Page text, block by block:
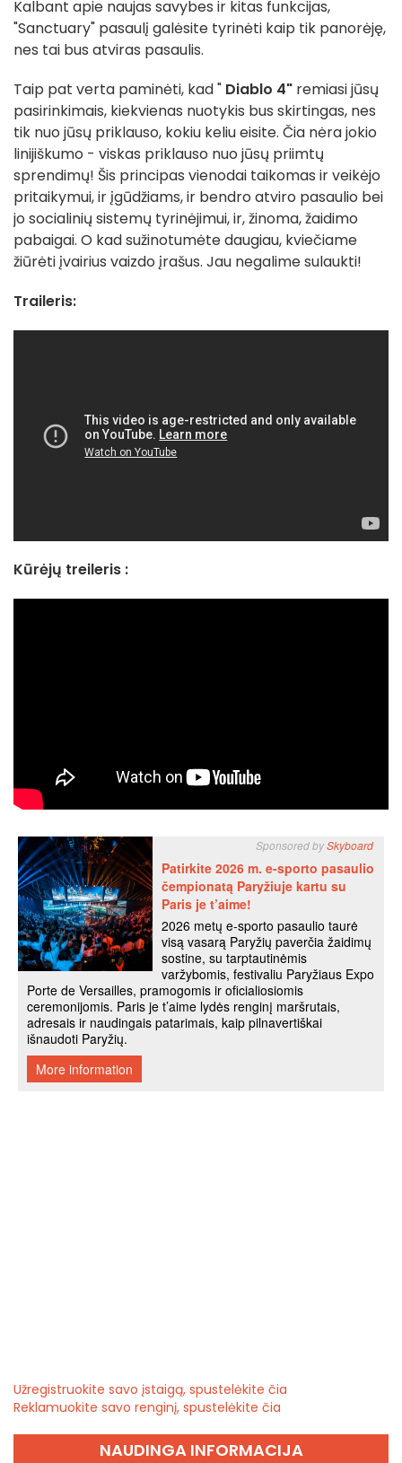
Kalbant apie naujas savybes ir kitas funkcijas,
"Sanctuary" pasaulį galėsite tyrinėti kaip tik panorėję,
nes tai bus atviras pasaulis.
Taip pat verta paminėti, kad " Diablo 4" remiasi jūsų
pasirinkimais, kiekvienas nuotykis bus skirtingas, nes
tik nuo jūsų priklauso, kokiu keliu eisite. Čia nėra jokio
linijiškumo - viskas priklauso nuo jūsų priimtų
sprendimų! Šis principas vienodai taikomas ir veikėjo
pritaikymui, ir įgūdžiams, ir bendro atviro pasaulio bei
jo socialinių sistemų tyrinėjimui, ir, žinoma, žaidimo
pabaigai. O kad sužinotumėte daugiau, kviečiame
žiūrėti įvairius vaizdo įrašus. Jau negalime sulaukti!
Traileris:
Kūrėjų treileris :
Užregistruokite savo įstaigą, spustelėkite čia
Reklamuokite savo renginį, spustelėkite čia
NAUDINGA INFORMACIJA